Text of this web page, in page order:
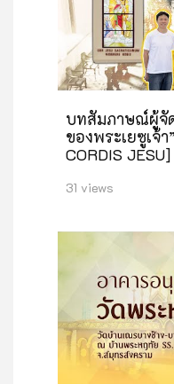
บทสัมภาษณ์ผู้จั
ของพระเยซูเจ้
CORDIS JESU]
31 views